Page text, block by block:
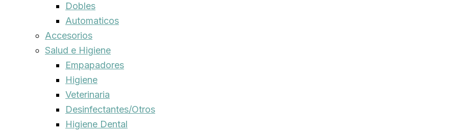
Dobles
Automaticos
Accesorios
Salud e Higiene
Empapadores
Higiene
Veterinaria
Desinfectantes/Otros
Higiene Dental